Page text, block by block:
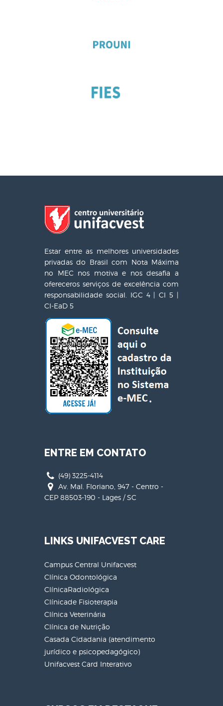
Estar entre as melhores universidades
privadas do Brasil com Nota Máxima
no MEC nos motiva e nos desafia a
ofereceros serviços de excelência com
responsabilidade social. IGC 4 | CI 5 |
CI-EaD 5
ENTRE EM CONTATO
(49) 3225-4114
Av. Mal. Floriano, 947 - Centro -
CEP 88503-190 - Lages / SC
LINKS UNIFACVEST CARE
Campus Central Unifacvest
Clínica Odontológica
ClínicaRadiológica
Clínicade Fisioterapia
Clínica Veterinária
Clínica de Nutrição
Casada Cidadania (atendimento
jurídico e psicopedagógico)
Unifacvest Card Interativo